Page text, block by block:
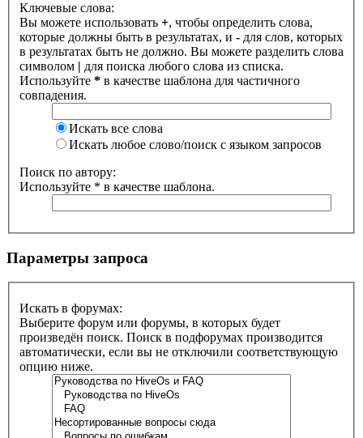
Ключевые слова:
Вы можете использовать +, чтобы определить слова,
которые должны быть в результатах, и - для слов, которых
в результатах быть не должно. Вы можете разделить слова
символом | для поиска любого слова из списка.
Используйте * в качестве шаблона для частичного
совпадения.
Искать все слова
Искать любое слово/поиск с языком запросов
Поиск по автору:
Используйте * в качестве шаблона.
Параметры запроса
Искать в форумах:
Выберите форум или форумы, в которых будет
произведён поиск. Поиск в подфорумах производится
автоматически, если вы не отключили соответствующую
опцию ниже.